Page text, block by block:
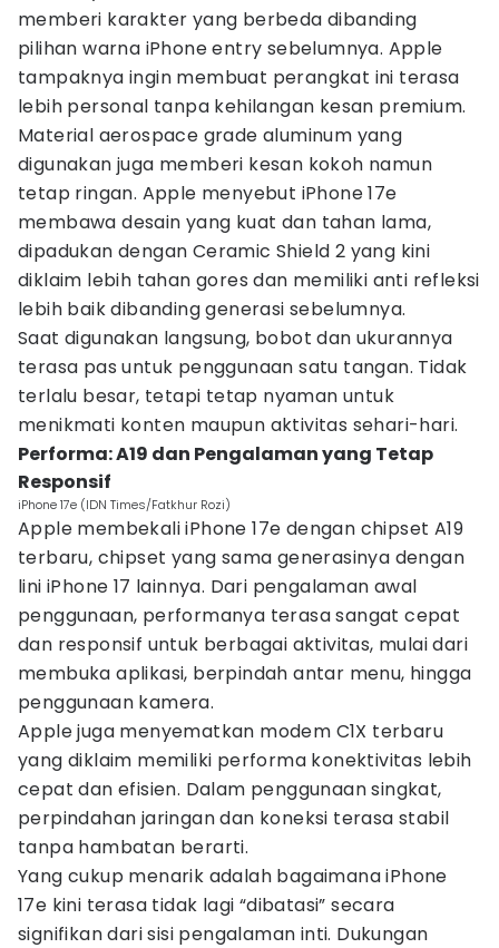
memberi karakter yang berbeda dibanding
pilihan warna iPhone entry sebelumnya. Apple
tampaknya ingin membuat perangkat ini terasa
lebih personal tanpa kehilangan kesan premium.
Material aerospace grade aluminum yang
digunakan juga memberi kesan kokoh namun
tetap ringan. Apple menyebut iPhone 17e
membawa desain yang kuat dan tahan lama,
dipadukan dengan Ceramic Shield 2 yang kini
diklaim lebih tahan gores dan memiliki anti refleksi
lebih baik dibanding generasi sebelumnya.
Saat digunakan langsung, bobot dan ukurannya
terasa pas untuk penggunaan satu tangan. Tidak
terlalu besar, tetapi tetap nyaman untuk
menikmati konten maupun aktivitas sehari-hari.
Performa: A19 dan Pengalaman yang Tetap
Responsif
iPhone 17e (IDN Times/Fatkhur Rozi)
Apple membekali iPhone 17e dengan chipset A19
terbaru, chipset yang sama generasinya dengan
lini iPhone 17 lainnya. Dari pengalaman awal
penggunaan, performanya terasa sangat cepat
dan responsif untuk berbagai aktivitas, mulai dari
membuka aplikasi, berpindah antar menu, hingga
penggunaan kamera.
Apple juga menyematkan modem C1X terbaru
yang diklaim memiliki performa konektivitas lebih
cepat dan efisien. Dalam penggunaan singkat,
perpindahan jaringan dan koneksi terasa stabil
tanpa hambatan berarti.
Yang cukup menarik adalah bagaimana iPhone
17e kini terasa tidak lagi “dibatasi” secara
signifikan dari sisi pengalaman inti. Dukungan